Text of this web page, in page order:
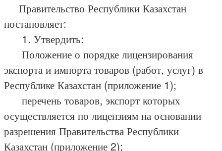
Правительство Республики Казахстан
постановляет:
1. Утвердить:
Положение о порядке лицензирования
экспорта и импорта товаров (работ, услуг) в
Республике Казахстан (приложение 1);
перечень товаров, экспорт которых
осуществляется по лицензиям на основании
разрешения Правительства Республики
Казахстан (приложение 2);